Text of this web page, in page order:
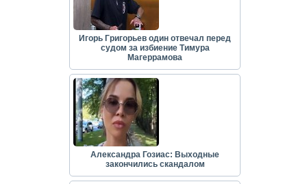
Игорь Григорьев один отвечал перед
судом за избиение Тимура
Магеррамова
Александра Гозиас: Выходные
закончились скандалом